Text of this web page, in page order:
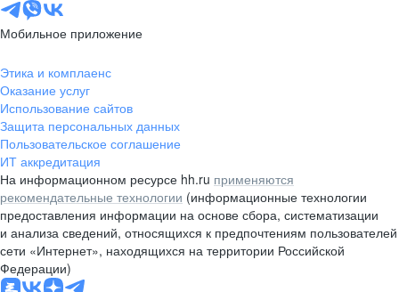
Мобильное приложение
Этика и комплаенс
Оказание услуг
Использование сайтов
Защита персональных данных
Пользовательское соглашение
ИТ аккредитация
На информационном ресурсе hh.ru применяются
рекомендательные технологии (информационные технологии
предоставления информации на основе сбора, систематизации
и анализа сведений, относящихся к предпочтениям пользователей
сети «Интернет», находящихся на территории Российской
Федерации)